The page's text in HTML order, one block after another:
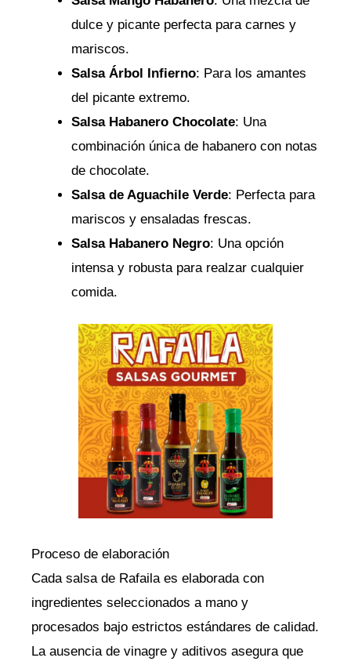
dulce y picante perfecta para carnes y
mariscos.
Salsa Árbol Infierno: Para los amantes
del picante extremo.
Salsa Habanero Chocolate: Una
combinación única de habanero con notas
de chocolate.
Salsa de Aguachile Verde: Perfecta para
mariscos y ensaladas frescas.
Salsa Habanero Negro: Una opción
intensa y robusta para realzar cualquier
comida.
Proceso de elaboración
Cada salsa de Rafaila es elaborada con
ingredientes seleccionados a mano y
procesados bajo estrictos estándares de calidad.
La ausencia de vinagre y aditivos asegura que